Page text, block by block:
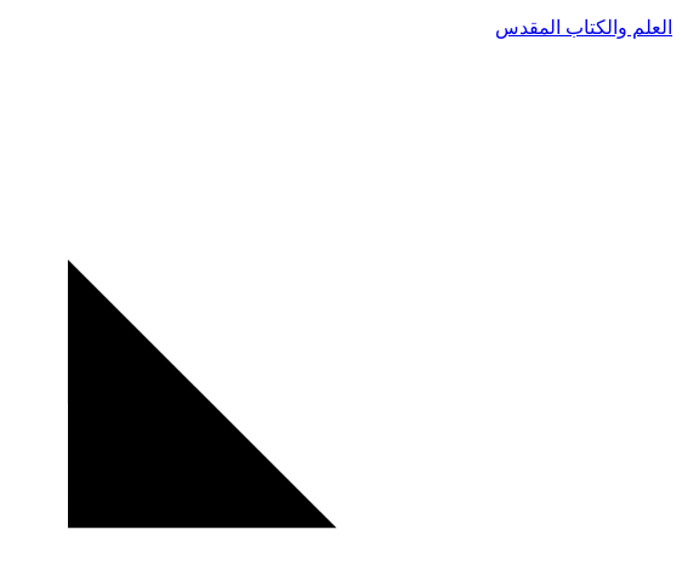
العلم والكتاب المقدس